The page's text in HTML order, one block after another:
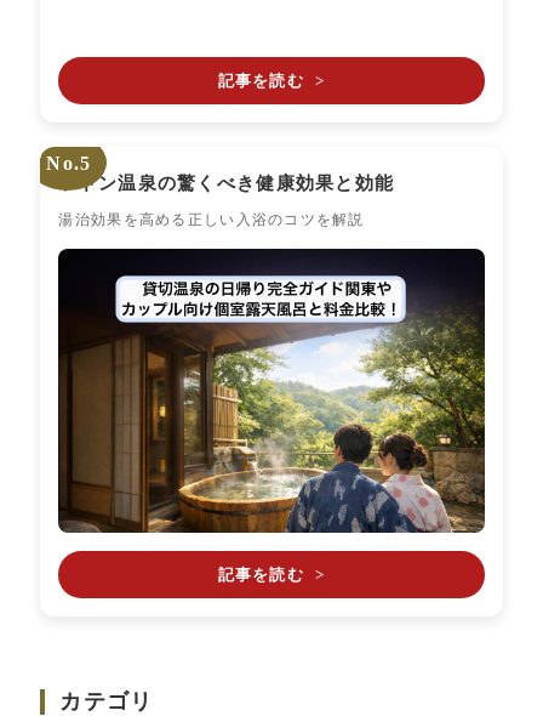
記事を読む >
No.5
ラドン温泉の驚くべき健康効果と効能
湯治効果を高める正しい入浴のコツを解説
記事を読む >
カテゴリ